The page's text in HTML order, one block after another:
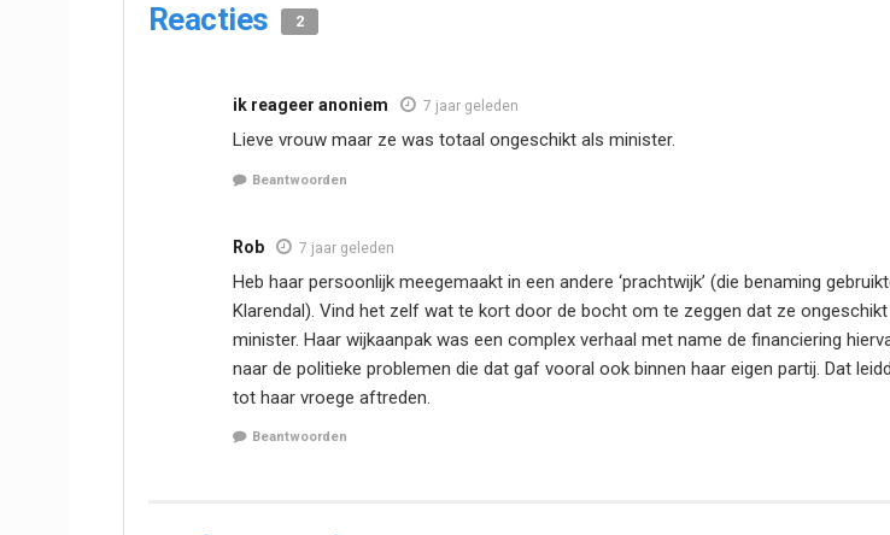
Reacties 2
ik reageer anoniem 7 jaar geleden
Lieve vrouw maar ze was totaal ongeschikt als minister.
Beantwoorden
Rob 7 jaar geleden
Heb haar persoonlijk meegemaakt in een andere ‘prachtwijk’ (die benaming
Klarendal). Vind het zelf wat te kort door de bocht om te zeggen dat ze
minister. Haar wijkaanpak was een complex verhaal met name de financiering
naar de politieke problemen die dat gaf vooral ook binnen haar eigen partij. Dat
tot haar vroege aftreden.
Beantwoorden